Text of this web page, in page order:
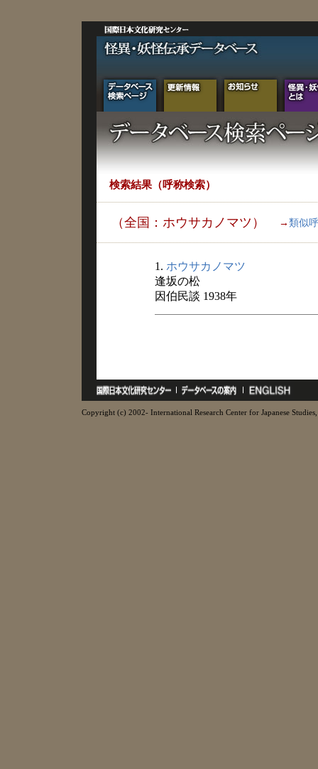
検索結果（呼称検索）
（全国：ホウサカノマツ） → 類似
1. ホウサカノマツ
逢坂の松
因伯民談 1938年
Copyright (c) 2002- International Research Center for Japanese